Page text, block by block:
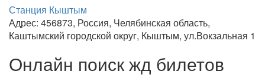
Станция Кыштым
Адрес: 456873, Россия, Челябинская область,
Каштымский городской округ, Кыштым, ул.Вокзальная 1
Онлайн поиск жд билетов